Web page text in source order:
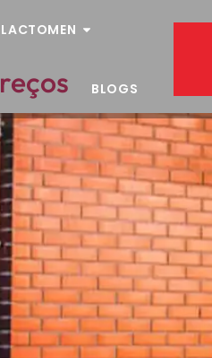
BLOGS